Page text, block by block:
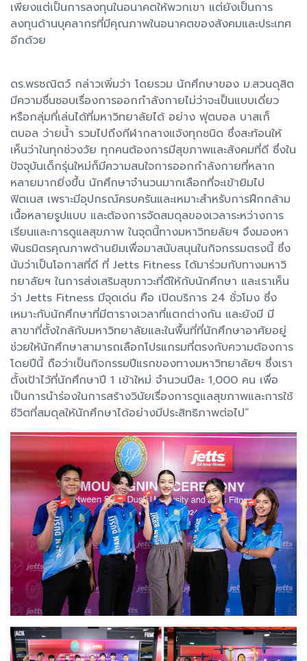
เพียงแต่เป็นการลงทุนในอนาคตให้พวกเขา แต่ยังเป็นการ
ลงทุนด้านบุคลากรที่มีคุณภาพในอนาคตของสังคมและประเทศ
อีกด้วย
ดร.พรชณิตว์ กล่าวเพิ่มว่า โดยรวม นักศึกษาของ ม.สวนดุสิต
มีความชื่นชอบเรื่องการออกกำลังกายไม่ว่าจะเป็นแบบเดี่ยว
หรือกลุ่มที่เล่นได้ที่มหาวิทยาลัยได้ อย่าง ฟุตบอล บาสเก็
ตบอล ว่ายน้ำ รวมไปถึงกีฬากลางแจ้งทุกชนิด ซึ่งสะท้อนให้
เห็นว่าในทุกช่วงวัย ทุกคนต้องการมีสุขภาพและสังคมที่ดี ซึ่งใน
ปัจจุบันเด็กรุ่นใหม่ก็มีความสนใจการออกกำลังกายที่หลาก
หลายมากยิ่งขึ้น นักศึกษาจำนวนมากเลือกที่จะเข้ายิมไป
ฟิตเนส เพราะมีอุปกรณ์ครบครันและเหมาะสำหรับการฝึกกล้าม
เนื้อหลายรูปแบบ และต้องการจัดสมดุลของเวลาระหว่างการ
เรียนและการดูแลสุขภาพ ในจุดนี้ทางมหาวิทยลัยฯ จึงมองหา
พันธมิตรคุณภาพด้านยิมเพื่อมาสนับสนุนในกิจกรรมตรงนี้ ซึ่ง
นับว่าเป็นโอกาสที่ดี ที่ Jetts Fitness ได้มาร่วมกับทางมหาวิ
ทยาลัยฯ ในการส่งเสริมสุขภาวะที่ดีให้กับนักศึกษา และเราเห็น
ว่า Jetts Fitness มีจุดเด่น คือ เปิดบริการ 24 ชั่วโมง ซึ่ง
เหมาะกับนักศึกษาที่มีตารางเวลาที่แตกต่างกัน และยังมี มี
สาขาที่ตั้งใกล้กับมหาวิทยาลัยและในพื้นที่ที่นักศึกษาอาศัยอยู่
ช่วยให้นักศึกษาสามารถเลือกโปรแกรมที่ตรงกับความต้องการ
โดยปีนี้ ถือว่าเป็นกิจกรรมปีแรกของทางมหาวิทยาลัยฯ ซึ่งเรา
ตั้งเป้าไว้ที่นักศึกษาปี 1 เข้าใหม่ จำนวนปีละ 1,000 คน เพื่อ
เป็นการนำร่องในการสร้างวินัยเรื่องการดูแลสุขภาพและการใช้
ชีวิตที่สมดุลให้นักศึกษาได้อย่างมีประสิทธิภาพต่อไป”